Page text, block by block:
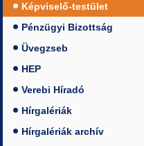
Képviselő-testület
Pénzügyi Bizottság
Üvegzseb
HEP
Verebi Híradó
Hírgalériák
Hírgalériák archív